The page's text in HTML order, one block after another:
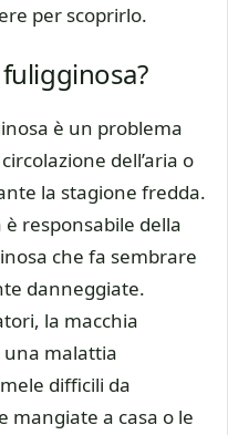
per scoprirlo.
fuligginosa?
è un problema
dell’aria o
la stagione fredda.
responsabile della
che fa sembrare
danneggiate.
la macchia
una malattia
difficili da
mangiate a casa o le